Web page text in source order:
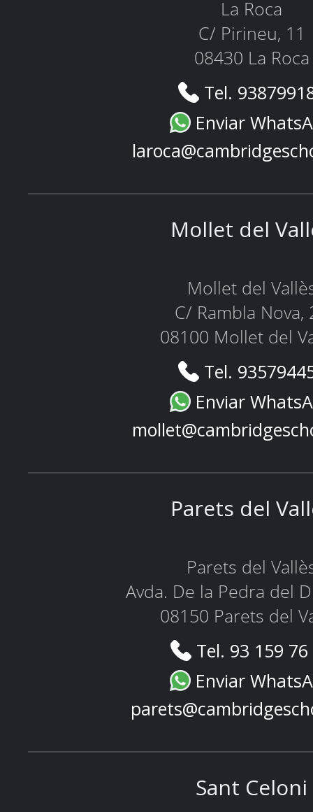
La Roca
C/ Pirineu, 11
08430 La Roca
Tel.
Enviar
Mollet del
Mollet del
C/ Rambla Nova,
08100 Mollet del
Tel.
Enviar
Parets del
Parets del
Avda. De la Pedra del
08150 Parets del
Tel. 93 159
Enviar
Sant Celoni